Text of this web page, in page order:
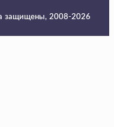
защищены, 2008-2026